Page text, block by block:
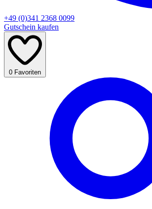
+49 (0)341 2368 0099
Gutschein kaufen
0 Favoriten